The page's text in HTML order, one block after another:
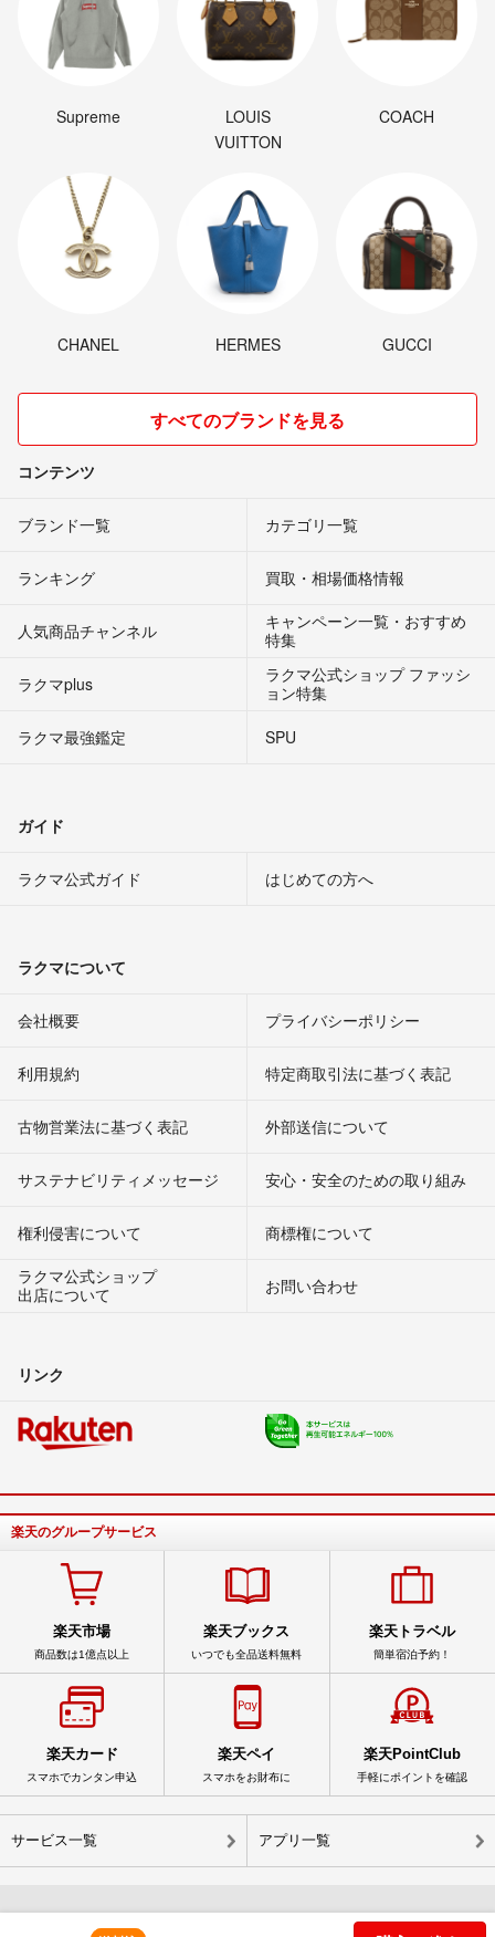
Supreme
LOUIS
VUITTON
COACH
CHANEL HERMES GUCCI
すべてのブランドを見る
コンテンツ
ブランド一覧 カテゴリ一覧
ランキング 買取・相場価格情報
人気商品チャンネル
キャンペーン一覧・おすすめ
特集
ラクマplus
ラクマ公式ショップ ファッシ
ョン特集
ラクマ最強鑑定
SPU
ガイド
ラクマ公式ガイド はじめての方へ
ラクマについて
会社概要 プライバシーポリシー
利用規約 特定商取引法に基づく表記
古物営業法に基づく表記 外部送信について
サステナビリティメッセージ 安心・安全のための取り組み
権利侵害について
商標権について
ラクマ公式ショップ
出店について
お問い合わせ
リンク
楽天のグループサービス
楽天市場
商品数は1億点以上
楽天ブックス
いつでも全品送料無料
楽天トラベル
簡単宿泊予約！
楽天カード
スマホでカンタン申込
楽天ペイ
スマホをお財布に
楽天PointClub
手軽にポイントを確認
サービス一覧 アプリ一覧